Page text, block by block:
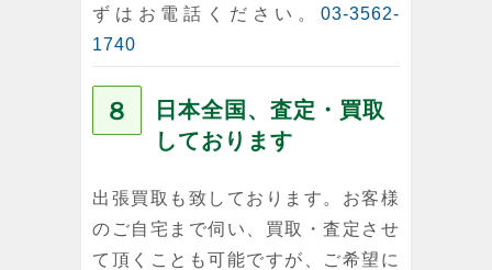
ずはお電話ください。 03-3562-
1740
８
日本全国、査定・買取
しております
出張買取も致しております。お客様
のご自宅まで伺い、買取・査定させ
て頂くことも可能ですが、ご希望に